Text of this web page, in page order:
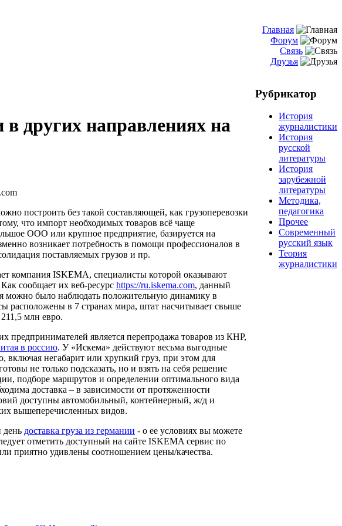
Главная
Форум
Связь
Друзья
в других направлениях на
построить без такой составляющей, как грузоперевозки
что импорт необходимых товаров всё чаще
ООО или крупное предприятие, базируется на
возникает потребность в помощи профессионалов в
поставляемых грузов и пр.
компания ISKEMA, специалисты которой оказывают
сообщает их веб-ресурс https://ru.iskema.com, данный
можно было наблюдать положительную динамику в
расположены в 7 странах мира, штат насчитывает свыше
млн евро.
предпринимателей является перепродажа товаров из КНР,
в россию. У «Искема» действуют весьма выгодные
включая негабарит или хрупкий груз, при этом для
не только подсказать, но и взять на себя решение
подборе маршрутов и определении оптимального вида
доставка – в зависимости от протяженности
доступны автомобильный, контейнерный, ж/д и
вышеперечисленных видов.
день доставка груза из германии - о ее условиях вы можете
отметить доступный на cайте ISKEMA сервис по
приятно удивлены соотношением цены/качества.
Рубрикатор
История
журналистики
История
русской
литературы
История
зарубежной
литературы
Методика,
педагогика
Прочее
Современный
русский язык
Теория
журналистики